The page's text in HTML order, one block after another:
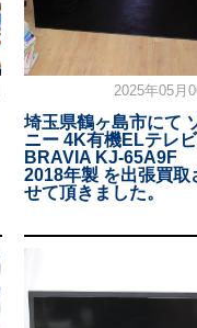
2025年05月
埼玉県鶴ヶ島市にて
ニー 4K有機ELテレビ
BRAVIA KJ-65A9F
2018年製 を出張買取
せて頂きました。